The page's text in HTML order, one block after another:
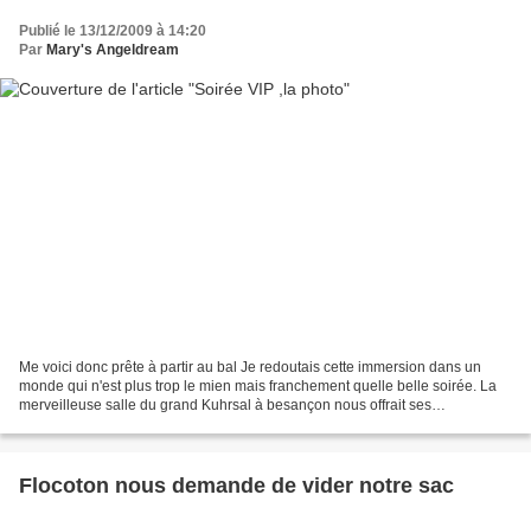
Publié le 13/12/2009 à 14:20
Par Mary's Angeldream
Me voici donc prête à partir au bal Je redoutais cette immersion dans un
monde qui n'est plus trop le mien mais franchement quelle belle soirée. La
merveilleuse salle du grand Kuhrsal à besançon nous offrait ses
Flocoton nous demande de vider notre sac